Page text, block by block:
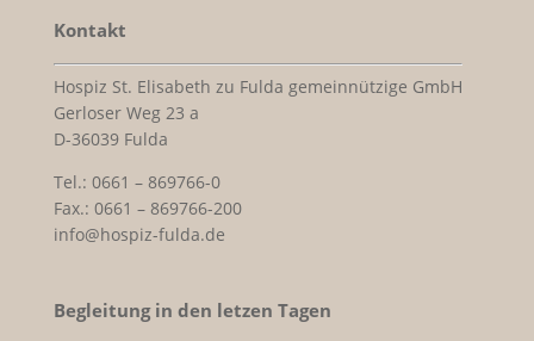
Kontakt
Hospiz St. Elisabeth zu Fulda gemeinnützige GmbH
Gerloser Weg 23 a
D-36039 Fulda
Tel.: 0661 – 869766-0
Fax.: 0661 – 869766-200
info@hospiz-fulda.de
Begleitung in den letzen Tagen